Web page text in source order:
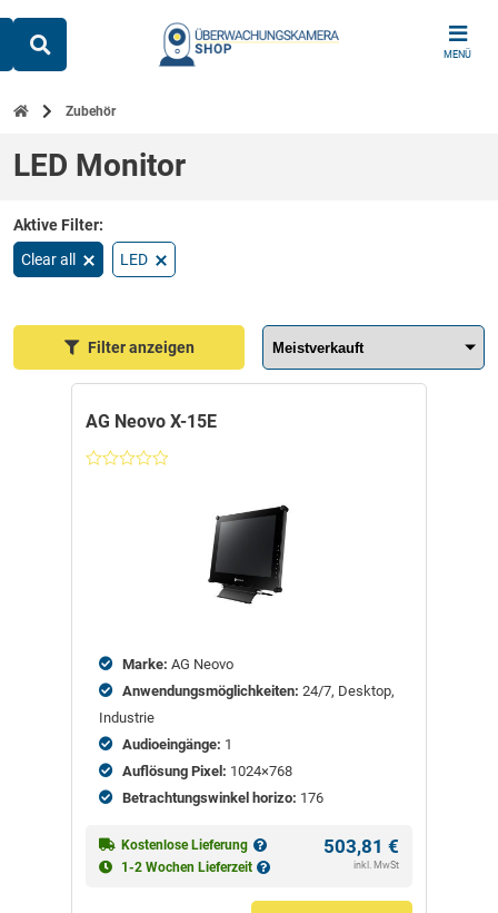
MENÜ
Zubehör
LED Monitor
Clear all LED
Filter anzeigen
AG Neovo X-15E
Marke: AG Neovo
Anwendungsmöglichkeiten: 24/7, Desktop,
Industrie
Audioeingänge: 1
Auflösung Pixel: 1024×768
Betrachtungswinkel horizo: 176
Kostenlose Lieferung
1-2 Wochen Lieferzeit
503,81 €
inkl. MwSt